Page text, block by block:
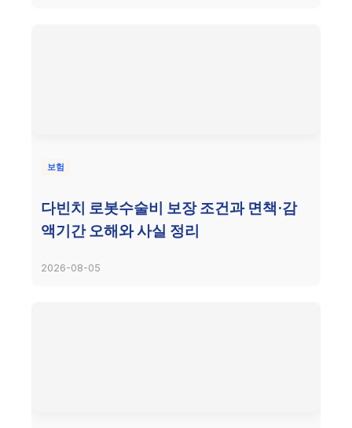
보험
다빈치 로봇수술비 보장 조건과 면책·감
액기간 오해와 사실 정리
2026-08-05